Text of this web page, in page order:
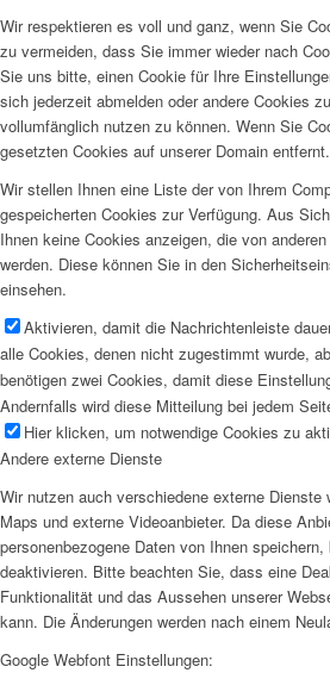
Wir respektieren es voll und ganz, wenn Sie
zu vermeiden, dass Sie immer wieder nach
Sie uns bitte, einen Cookie für Ihre
sich jederzeit abmelden oder andere Cookies
vollumfänglich nutzen zu können. Wenn Sie
gesetzten Cookies auf unserer Domain entfernt.
Wir stellen Ihnen eine Liste der von Ihrem
gespeicherten Cookies zur Verfügung. Aus
Ihnen keine Cookies anzeigen, die von
werden. Diese können Sie in den
einsehen.
Aktivieren, damit die Nachrichtenleiste
alle Cookies, denen nicht zugestimmt wurde,
benötigen zwei Cookies, damit diese
Andernfalls wird diese Mitteilung bei jedem
Hier klicken, um notwendige Cookies zu
Andere externe Dienste
Wir nutzen auch verschiedene externe Dienste
Maps und externe Videoanbieter. Da diese
personenbezogene Daten von Ihnen
deaktivieren. Bitte beachten Sie, dass eine
Funktionalität und das Aussehen unserer
kann. Die Änderungen werden nach einem
Google Webfont Einstellungen: